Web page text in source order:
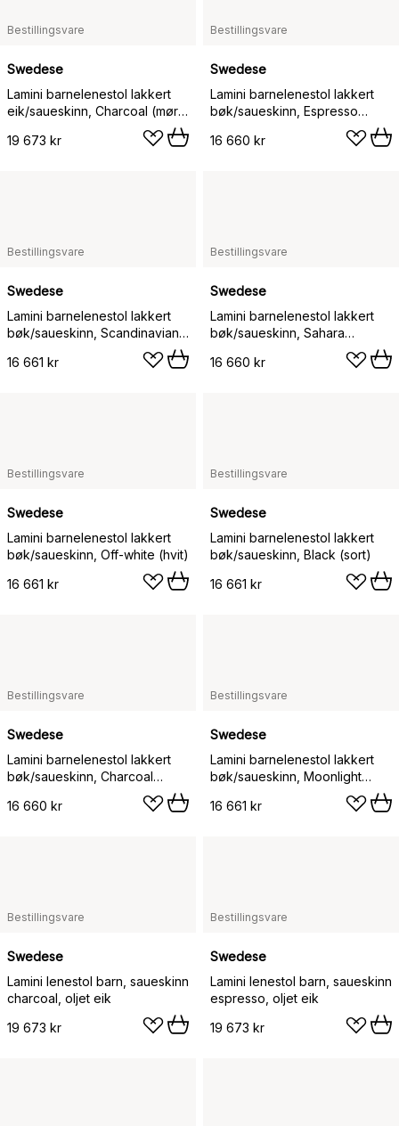
Bestillingsvare
Swedese
Lamini barnelenestol lakkert
eik/saueskinn, Charcoal (mørk
19 673 kr
Bestillingsvare
Swedese
Lamini barnelenestol lakkert
bøk/saueskinn, Espresso
16 660 kr
Bestillingsvare
Swedese
Lamini barnelenestol lakkert
bøk/saueskinn, Scandinavian
16 661 kr
Bestillingsvare
Swedese
Lamini barnelenestol lakkert
bøk/saueskinn, Sahara
16 660 kr
Bestillingsvare
Swedese
Lamini barnelenestol lakkert
bøk/saueskinn, Off-white (hvit)
16 661 kr
Bestillingsvare
Swedese
Lamini barnelenestol lakkert
bøk/saueskinn, Black (sort)
16 661 kr
Bestillingsvare
Swedese
Lamini barnelenestol lakkert
bøk/saueskinn, Charcoal
16 660 kr
Bestillingsvare
Swedese
Lamini barnelenestol lakkert
bøk/saueskinn, Moonlight
16 661 kr
Bestillingsvare
Swedese
Lamini lenestol barn, saueskinn
charcoal, oljet eik
19 673 kr
Bestillingsvare
Swedese
Lamini lenestol barn, saueskinn
espresso, oljet eik
19 673 kr